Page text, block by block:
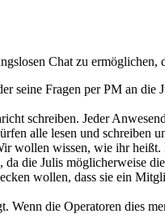
Chat zu
seine Fragen per PM an
schreiben. Jeder
alle lesen und schreiben
wollen wissen, wie ihr
die Julis möglicherweise
wollen, dass sie ein
die Operatoren dies